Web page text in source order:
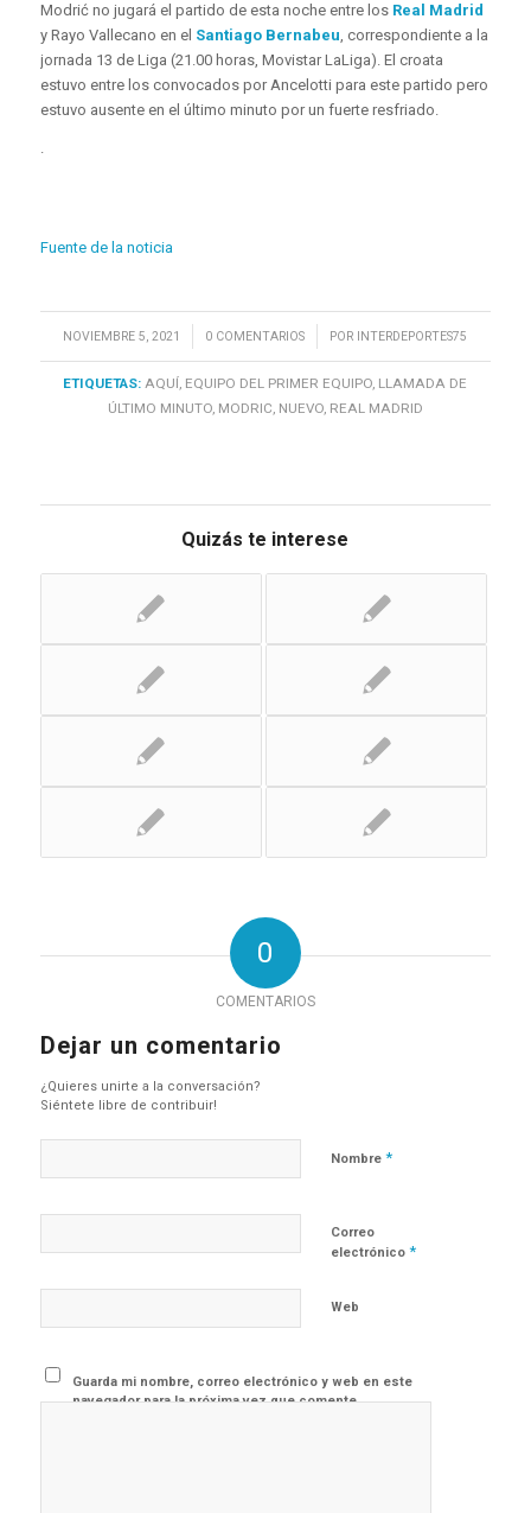
Modrić no jugará el partido de esta noche entre los Real Madrid
y Rayo Vallecano en el Santiago Bernabeu, correspondiente a la
jornada 13 de Liga (21.00 horas, Movistar LaLiga). El croata
estuvo entre los convocados por Ancelotti para este partido pero
estuvo ausente en el último minuto por un fuerte resfriado.
.
Fuente de la noticia
NOVIEMBRE 5, 2021
/ 0 COMENTARIOS
/ POR INTERDEPORTES75
ETIQUETAS: AQUÍ, EQUIPO DEL PRIMER EQUIPO, LLAMADA DE
ÚLTIMO MINUTO, MODRIC, NUEVO, REAL MADRID
Quizás te interese
0
COMENTARIOS
Dejar un comentario
¿Quieres unirte a la conversación?
Siéntete libre de contribuir!
Nombre *
Correo
electrónico *
Web
Guarda mi nombre, correo electrónico y web en este
navegador para la próxima vez que comente.